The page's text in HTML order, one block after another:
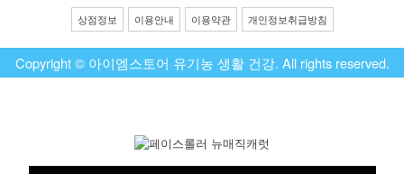
상점정보 이용안내 이용약관 개인정보취급방침
Copyright © 아이엠스토어 유기농 생활 건강. All rights reserved.